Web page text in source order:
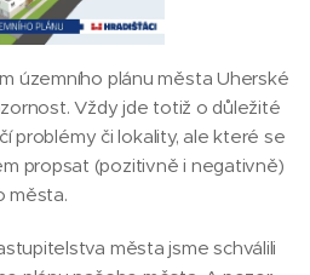
územního plánu města Uherské
Vždy jde totiž o důležité
problémy či lokality, ale které se
propsat (pozitivně i negativně)
města.
města jsme schválili